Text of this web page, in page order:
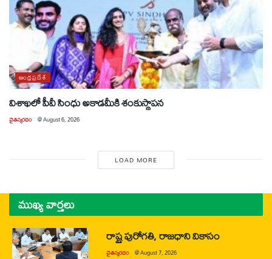
ఆంధ్రప్రదేశ్
విశాఖలో పీవీ సింధు అకాడమీకి శంకుస్థాపన
చైతన్యరధం @August 6, 2026
LOAD MORE
ముఖ్య వార్తలు
రాష్ట్ర పురోగతి, రాజధాని వికాసం
చైతన్యరధం @August 7, 2026